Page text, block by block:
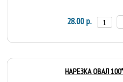
28.00 р.
НАРЕЗКА ОВАЛ